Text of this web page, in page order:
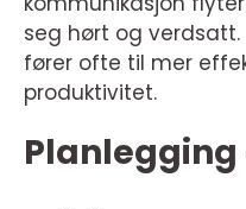
seg hørt og verdsatt.
fører ofte til mer
produktivitet.